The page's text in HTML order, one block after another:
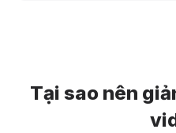
Tại sao nên